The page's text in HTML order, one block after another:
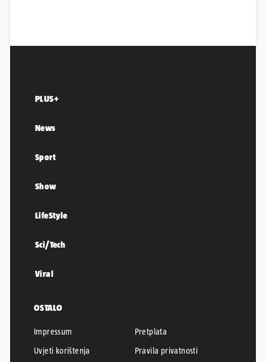
PLUS+
News
Sport
Show
LifeStyle
Sci/Tech
Viral
OSTALO
Impressum
Pretplata
Uvjeti korištenja
Pravila privatnosti